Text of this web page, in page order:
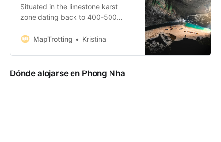
Situated in the limestone karst
zone dating back to 400-500
Phong Nha-Ke Bang National Park
and the perfect base for exploring
the magnificent Phong Nha caves.
If you are planning to head there,
MapTrotting Kristina
Dónde alojarse en Phong Nha